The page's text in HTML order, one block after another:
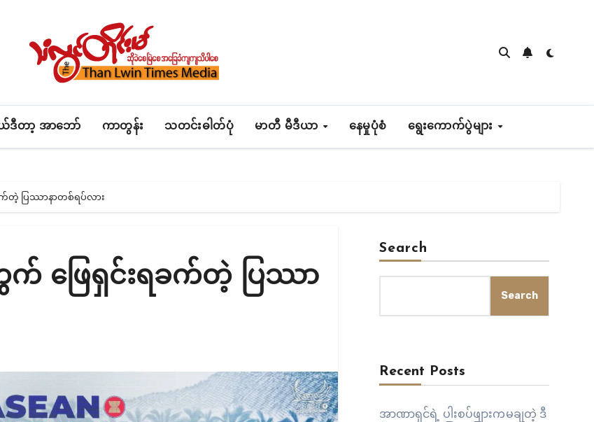
ဒီတာ့ အာဘော် ကာတွန်း သတင်းဓါတ်ပုံ မာတီ မီဒီယာ နေမှုပုံစံ ရွေးကောက်ပွဲများ
တဲ့ ပြဿာနာတစ်ရပ်လား
ဖြေရှင်းရခက်တဲ့ ပြဿာ
Search
Search
Recent Posts
အာဏာရှင်ရဲ့ ပါးစပ်ဖျားကမချတဲ့ ဒီ